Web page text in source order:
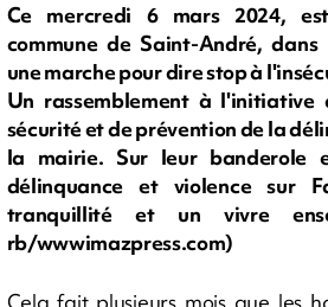
Ce mercredi 6 mars 2024,
commune de Saint-André,
une marche pour dire stop à
Un rassemblement à l'initiative
sécurité et de prévention de la
la mairie. Sur leur banderole
délinquance et violence sur
tranquillité et un vivre
rb/wwwimazpress.com)